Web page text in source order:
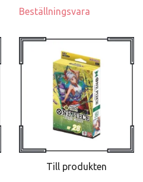
Beställningsvara
Till produkten